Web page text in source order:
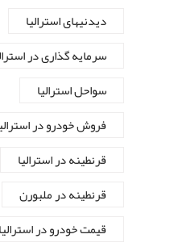
دیدنیهای استرالیا
سرمایه گذاری در
سواحل استرالیا
فروش خودرو در
قرنطینه در استرالیا
قرنطینه در ملبورن
قیمت خودرو در استرالیا